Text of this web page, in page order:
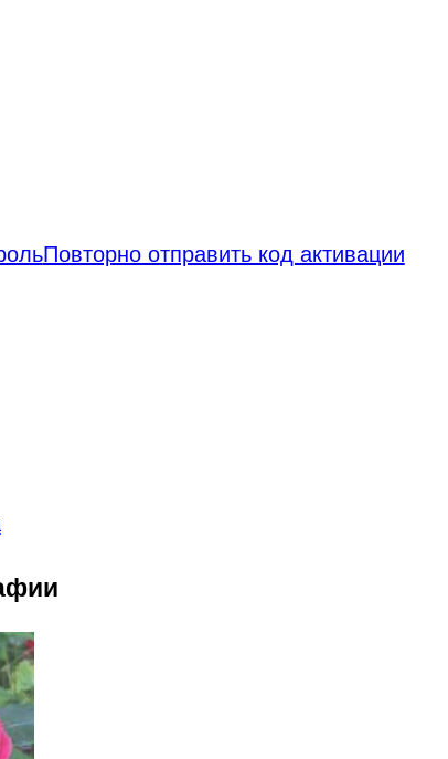
Повторно отправить код активации